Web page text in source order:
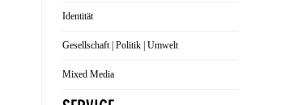
Identität
Gesellschaft | Politik | Umwelt
Mixed Media